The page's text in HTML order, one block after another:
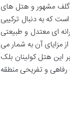
گلف مشهور و هتل های
که به دنبال ترکیبی
ای معتدل و طبیعتی
مزایای آن به شمار می
این هتل کولینان بلک
رفاهی و تفریحی منطقه